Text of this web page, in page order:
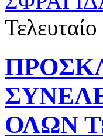
Τελευταίο
ΟΛΩΝ